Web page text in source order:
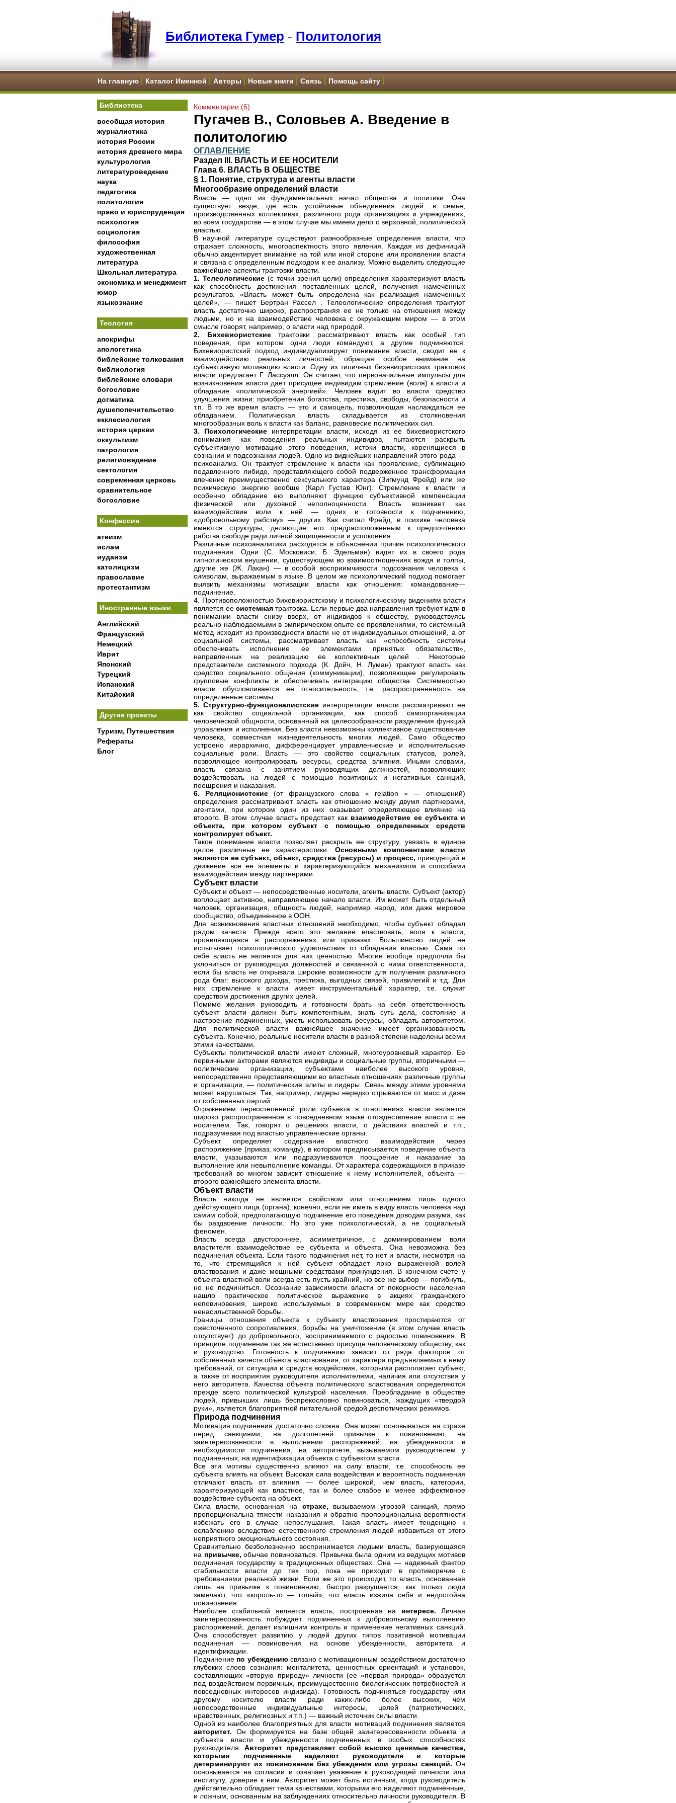
Библиотека Гумер - Политология
На главную Каталог Именной Авторы Новые книги Связь Помощь сайту
Библиотека
всеобщая история
журналистика
история России
история древнего мира
культурология
литературоведение
наука
педагогика
политология
право и юриспруденция
психология
социология
философия
художественная
литература
Школьная литература
экономика и менеджмент
юмор
языкознание
Теология
апокрифы
апологетика
библейские толкования
библиология
библейские словари
богословие
догматика
душепопечительство
екклесиология
история церкви
оккультизм
патрология
религиоведение
сектология
современная церковь
сравнительное
богословие
Конфессии
атеизм
ислам
иудаизм
католицизм
православие
протестантизм
Иностранные языки
Английский
Французский
Немецкий
Иврит
Японский
Турецкий
Испанский
Китайский
Другие проекты
Туризм, Путешествия
Рефераты
Блог
Комментарии (6)
Пугачев В., Соловьев А. Введение в
политологию
ОГЛАВЛЕНИЕ
Раздел III. ВЛАСТЬ И ЕЕ НОСИТЕЛИ
Глава 6. ВЛАСТЬ В ОБЩЕСТВЕ
§ 1. Понятие, структура и агенты власти
Многообразие определений власти
Власть — одно из фундаментальных начал общества и политики. Она
существует везде, где есть устойчивые объединения людей: в семье,
производственных коллективах, различного рода организациях и учреждениях,
во всем государстве — в этом случае мы имеем дело с верховной, политической
властью.
В научной литературе существуют разнообразные определения власти, что
отражает сложность, многоаспектность этого явления. Каждая из дефиниций
обычно акцентирует внимание на той или иной стороне или проявлении власти
и связана с определенным подходом к ее анализу. Можно выделить следующие
важнейшие аспекты трактовки власти.
1. Телеологические (с точки зрения цели) определения характеризуют власть
как способность достижения поставленных целей, получения намеченных
результатов. «Власть может быть определена как реализация намеченных
целей», — пишет Бертран Рассел
. Телеологические определения трактуют
власть достаточно широко, распространяя ее не только на отношения между
людьми, но и на взаимодействие человека с окружающим миром — в этом
смысле говорят, например, о власти над природой.
2. Бихевиористскиетрактовки рассматривают власть как особый тип
поведения, при котором одни люди командуют, а другие подчиняются.
Бихевиористский подход индивидуализирует понимание власти, сводит ее к
взаимодействию реальных личностей, обращая особое внимание на
субъективную мотивацию власти. Одну из типичных бихевиористских трактовок
власти предлагает Г. Лассуэлл. Он считает, что первоначальные импульсы для
возникновения власти дает присущее индивидам стремление (воля) к власти и
обладание «политической энергией». Человек видит во власти средство
улучшения жизни: приобретения богатства, престижа, свободы, безопасности и
т.п. В то же время власть — это и самоцель, позволяющая наслаждаться ее
обладанием. Политическая власть складывается из столкновения
многообразных воль к власти как баланс, равновесие политических сил.
3. Психологические интерпретации власти, исходя из ее бихевиористского
понимания как поведения реальных индивидов, пытаются раскрыть
субъективную мотивацию этого поведения, истоки власти, коренящиеся в
сознании и подсознании людей. Одно из виднейших направлений этого рода —
психоанализ. Он трактует стремление к власти как проявление, сублимацию
подавленного либидо, представляющего собой подверженное трансформации
влечение преимущественно сексуального характера (Зигмунд Фрейд) или же
психическую энергию вообще (Карл Густав Юнг). Стремление к власти и
особенно обладание ею выполняют функцию субъективной компенсации
физической или духовной неполноценности. Власть возникает как
взаимодействие воли к ней — одних и готовности к подчинению,
«добровольному рабству» — других. Как считал Фрейд, в психике человека
имеются структуры, делающие его предрасположенным к предпочтению
рабства свободе ради личной защищенности и успокоения.
Различные психоаналитики расходятся в объяснении причин психологического
подчинения. Одни (С. Московиси, Б. Эдельман) видят их в своего рода
гипнотическом внушении, существующем во взаимоотношениях вождя и толпы,
другие же (Ж. Лакан) — в особой восприимчивости подсознания человека к
символам, выражаемым в языке. В целом же психологический подход помогает
выявить механизмы мотивации власти как отношения: командование—
подчинение.
4. Противоположностью бихевиористскому и психологическому видениям власти
является еесистемнаятрактовка. Если первые два направления требуют идти в
понимании власти снизу вверх, от индивидов к обществу, руководствуясь
реально наблюдаемыми в эмпирическом опыте ее проявлениями, то системный
метод исходит из производности власти не от индивидуальных отношений, а от
социальной системы, рассматривает власть как «способность системы
обеспечивать исполнение ее элементами принятых обязательств»,
направленных на реализацию ее коллективных целей
. Некоторые
представители системного подхода (К. Дойч, Н. Луман) трактуют власть как
средство социального общения (коммуникации), позволяющее регулировать
групповые конфликты и обеспечивать интеграцию общества. Системностью
власти обусловливается ее относительность, т.е. распространенность на
определенные системы.
5.Структурно-функционалистские интерпретации власти рассматривают ее
как свойство социальной организации, как способ самоорганизации
человеческой общности, основанный на целесообразности разделения функций
управления и исполнения. Без власти невозможны коллективное существование
человека, совместная жизнедеятельность многих людей. Само общество
устроено иерархично, дифференцирует управленческие и исполнительские
социальные роли. Власть — это свойство социальных статусов, ролей,
позволяющее контролировать ресурсы, средства влияния. Иными словами,
власть связана с занятием руководящих должностей, позволяющих
воздействовать на людей с помощью позитивных и негативных санкций,
поощрения и наказания.
6. Реляционистские(от французского слова « relation » — отношений)
определения рассматривают власть как отношение между двумя партнерами,
агентами, при котором один из них оказывает определяющее влияние на
второго. В этом случае власть предстает как взаимодействие ее субъекта и
объекта, при котором субъект с помощью определенных средств
контролирует объект.
Такое понимание власти позволяет раскрыть ее структуру, увязать в единое
целое различные ее характеристики. Основными компонентами власти
являются ее субъект, объект, средства (ресурсы) и процесс, приводящий в
движение все ее элементы и характеризующийся механизмом и способами
взаимодействия между партнерами.
Субъект власти
Субъект и объект — непосредственные носители, агенты власти. Субъект (актор)
воплощает активное, направляющее начало власти. Им может быть отдельный
человек, организация, общность людей, например народ, или даже мировое
сообщество, объединенное в ООН.
Для возникновения властных отношений необходимо, чтобы субъект обладал
рядом качеств. Прежде всего это желание властвовать, воля к власти,
проявляющаяся в распоряжениях или приказах. Большинство людей не
испытывает психологического удовольствия от обладания властью. Сама по
себе власть не является для них ценностью. Многие вообще предпочли бы
уклониться от руководящих должностей и связанной с ними ответственности,
если бы власть не открывала широкие возможности для получения различного
рода благ: высокого дохода, престижа, выгодных связей, привилегий и т.д. Для
них стремление к власти имеет инструментальный характер, т.е. служит
средством достижения других целей.
Помимо желания руководить и готовности брать на себя ответственность
субъект власти должен быть компетентным, знать суть дела, состояние и
настроение подчиненных, уметь использовать ресурсы, обладать авторитетом.
Для политической власти важнейшее значение имеет организованность
субъекта. Конечно, реальные носители власти в разной степени наделены всеми
этими качествами.
Субъекты политической власти имеют сложный, многоуровневый характер. Ее
первичными акторами являются индивиды и социальные группы, вторичными —
политические организации, субъектами наиболее высокого уровня,
непосредственно представляющими во властных отношениях различные группы
и организации, — политические элиты и лидеры. Связь между этими уровнями
может нарушаться. Так, например, лидеры нередко отрываются от масс и даже
от собственных партий.
Отражением первостепенной роли субъекта в отношениях власти является
широко распространенное в повседневном языке отождествление власти с ее
носителем. Так, говорят о решениях власти, о действиях властей и т.п.,
подразумевая под властью управленческие органы.
Субъект определяет содержание властного взаимодействия через
распоряжение (приказ, команду), в котором предписывается поведение объекта
власти, указываются или подразумеваются поощрение и наказание за
выполнение или невыполнение команды. От характера содержащихся в приказе
требований во многом зависит отношение к нему исполнителей, объекта —
второго важнейшего элемента власти.
Объект власти
Власть никогда не является свойством или отношением лишь одного
действующего лица (органа), конечно, если не иметь в виду власть человека над
самим собой, предполагающую подчинение его поведения доводам разума, как
бы раздвоение личности. Но это уже психологический, а не социальный
феномен.
Власть всегда двустороннее, асимметричное, с доминированием воли
властителя взаимодействие ее субъекта и объекта. Она невозможна без
подчинения объекта. Если такого подчинения нет, то нет и власти, несмотря на
то, что стремящийся к ней субъект обладает ярко выраженной волей
властвования и даже мощными средствами принуждения. В конечном счете у
объекта властной воли всегда есть пусть крайний, но все же выбор — погибнуть,
но не подчиниться. Осознание зависимости власти от покорности населения
нашло практическое политическое выражение в акциях гражданского
неповиновения, широко используемых в современном мире как средство
ненасильственной борьбы.
Границы отношения объекта к субъекту властвования простираются от
ожесточенного сопротивления, борьбы на уничтожение (в этом случае власть
отсутствует) до добровольного, воспринимаемого с радостью повиновения. В
принципе подчинение так же естественно присуще человеческому обществу, как
и руководство. Готовность к подчинению зависит от ряда факторов: от
собственных качеств объекта властвования, от характера предъявляемых к нему
требований, от ситуации и средств воздействия, которыми располагает субъект,
а также от восприятия руководителя исполнителями, наличия или отсутствия у
него авторитета. Качества объекта политического властвования определяются
прежде всего политической культурой населения. Преобладание в обществе
людей, привыкших лишь беспрекословно повиноваться, жаждущих «твердой
руки», является благоприятной питательной средой деспотических режимов.
Природа подчинения
Мотивация подчинения достаточно сложна. Она может основываться на страхе
перед санкциями; на долголетней привычке к повиновению; на
заинтересованности в выполнении распоряжений; на убежденности в
необходимости подчинения; на авторитете, вызываемом руководителем у
подчиненных; на идентификации объекта с субъектом власти.
Все эти мотивы существенно влияют на силу власти, т.е. способность ее
субъекта влиять на объект. Высокая сила воздействия и вероятность подчинения
отличают власть от влияния — более широкой, чем власть, категории,
характеризующей как властное, так и более слабое и менее эффективное
воздействие субъекта на объект.
Сила власти, основанная на страхе, вызываемом угрозой санкций, прямо
пропорциональна тяжести наказания и обратно пропорциональна вероятности
избежать его в случае непослушания. Такая власть имеет тенденцию к
ослаблению вследствие естественного стремления людей избавиться от этого
неприятного эмоционального состояния.
Сравнительно безболезненно воспринимается людьми власть, базирующаяся
на привычке,обычае повиноваться. Привычка была одним из ведущих мотивов
подчинения государству в традиционных обществах. Она — надежный фактор
стабильности власти до тех пор, пока не приходит в противоречие с
требованиями реальной жизни. Если же это происходит, то власть, основанная
лишь на привычке к повиновению, быстро разрушается, как только люди
замечают, что «король-то — голый», что власть изжила себя и недостойна
повиновения.
Наиболее стабильной является власть, построенная на интересе.Личная
заинтересованность побуждает подчиненных к добровольному выполнению
распоряжений, делает излишним контроль и применение негативных санкций.
Она способствует развитию у людей других типов позитивной мотивации
подчинения — повиновения на основе убежденности, авторитета и
идентификации.
Подчинение по убеждению связано с мотивационным воздействием достаточно
глубоких слоев сознания: менталитета, ценностных ориентаций и установок,
составляющих «вторую природу» личности (ее «первая природа» образуется
под воздействием первичных, преимущественно биологических потребностей и
повседневных интересов индивида). Готовность подчиняться государству или
другому носителю власти ради каких-либо более высоких, чем
непосредственные индивидуальные интересы, целей (патриотических,
нравственных, религиозных и т.п.) — важный источник силы власти.
Одной из наиболее благоприятных для власти мотиваций подчинения является
авторитет. Он формируется на базе общей заинтересованности объекта и
субъекта власти и убежденности подчиненных в особых способностях
руководителя.Авторитет представляет собой высоко ценимые качества,
которыми подчиненные наделяют руководителя и которые
детерминируют их повиновение без убеждения или угрозы санкций. Он
основывается на согласии и означает уважение к руководящей личности или
институту, доверие к ним. Авторитет может быть истинным, когда руководитель
действительно обладает теми качествами, которыми его наделяют подчиненные,
и ложным, основанным на заблуждениях относительно личности руководителя. В